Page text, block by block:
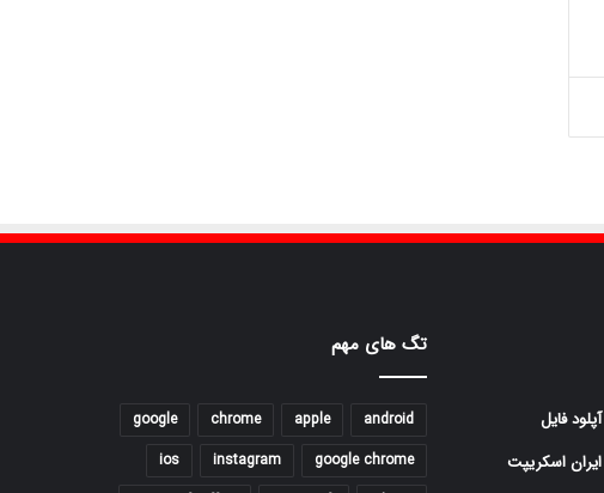
آپلود فایل
ایران اسکریپت
تگ های مهم
android
apple
chrome
google
google chrome
instagram
ios